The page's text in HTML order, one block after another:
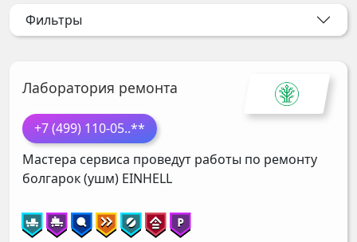
Фильтры
Лаборатория ремонта
+7 (499) 110-05..**
Мастера сервиса проведут работы по ремонту
болгарок (ушм) EINHELL